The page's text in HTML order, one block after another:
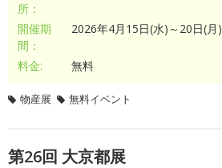
所：
開催期
間：
2026年4月15日(水)～20日(月)
料金: 無料
物産展 無料イベント
第26回 大京都展